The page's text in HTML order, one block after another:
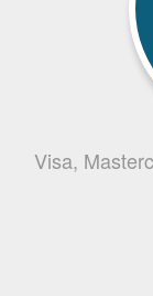
Visa,